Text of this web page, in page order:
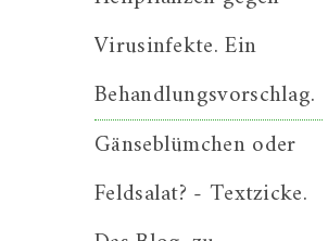
Virusinfekte. Ein
Behandlungsvorschlag.
Gänseblümchen oder
Feldsalat? - Textzicke.